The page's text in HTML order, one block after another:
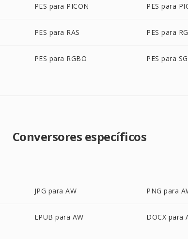
PES para PICON PES para
PES para RAS PES para
PES para RGBO PES para
Conversores específicos
JPG para AW PNG para
EPUB para AW DOCX para